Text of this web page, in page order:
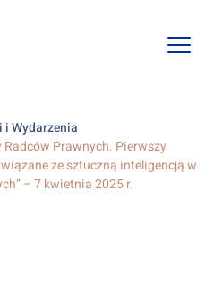
Open
Wydarzenia
Prawnych. Pierwszy
ze sztuczną inteligencją w
– 7 kwietnia 2025 r.